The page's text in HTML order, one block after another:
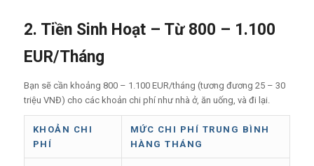
2. Tiền Sinh Hoạt – Từ 800 – 1.100
EUR/Tháng
Bạn sẽ cần khoảng 800 – 1.100 EUR/tháng (tương đương 25 – 30
triệu VNĐ) cho các khoản chi phí như nhà ở, ăn uống, và đi lại.
KHOẢN CHI
PHÍ
MỨC CHI PHÍ TRUNG BÌNH
HÀNG THÁNG